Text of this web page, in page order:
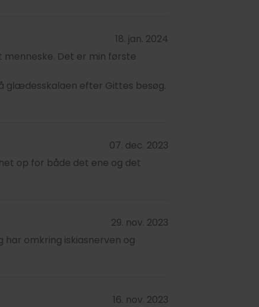
18. jan. 2024
menneske. Det er min første
glædesskalaen efter Gittes besøg.
07. dec. 2023
op for både det ene og det
29. nov. 2023
har omkring iskiasnerven og
16. nov. 2023